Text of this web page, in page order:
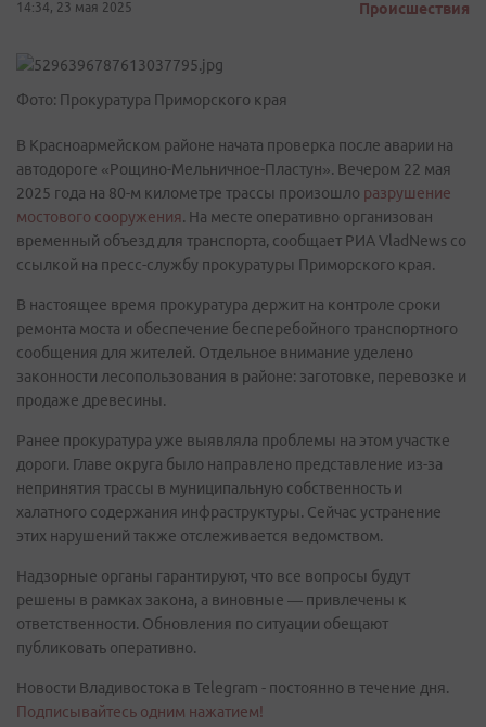
14:34, 23 мая 2025 Происшествия
Фото: Прокуратура Приморского края
В Красноармейском районе начата проверка после аварии на
автодороге «Рощино-Мельничное-Пластун». Вечером 22 мая
2025 года на 80-м километре трассы произошло разрушение
мостового сооружения. На месте оперативно организован
временный объезд для транспорта, сообщает РИА VladNews со
ссылкой на пресс-службу прокуратуры Приморского края.
В настоящее время прокуратура держит на контроле сроки
ремонта моста и обеспечение бесперебойного транспортного
сообщения для жителей. Отдельное внимание уделено
законности лесопользования в районе: заготовке, перевозке и
продаже древесины.
Ранее прокуратура уже выявляла проблемы на этом участке
дороги. Главе округа было направлено представление из-за
непринятия трассы в муниципальную собственность и
халатного содержания инфраструктуры. Сейчас устранение
этих нарушений также отслеживается ведомством.
Надзорные органы гарантируют, что все вопросы будут
решены в рамках закона, а виновные — привлечены к
ответственности. Обновления по ситуации обещают
публиковать оперативно.
Новости Владивостока в Telegram - постоянно в течение дня.
Подписывайтесь одним нажатием!